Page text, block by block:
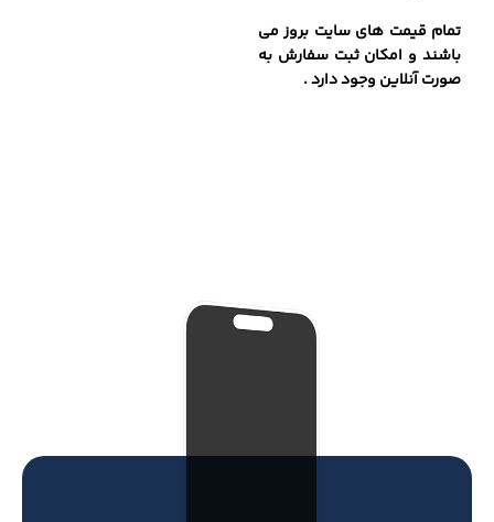
تمام قیمت های سایت بروز می
باشند و امکان ثبت سفارش به
صورت آنلاین وجود دارد .